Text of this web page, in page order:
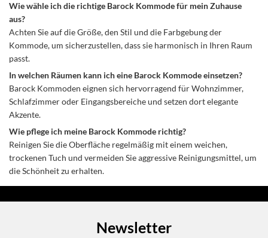
Wie wähle ich die richtige Barock Kommode für mein Zuhause
aus?
Achten Sie auf die Größe, den Stil und die Farbgebung der
Kommode, um sicherzustellen, dass sie harmonisch in Ihren Raum
passt.
In welchen Räumen kann ich eine Barock Kommode einsetzen?
Barock Kommoden eignen sich hervorragend für Wohnzimmer,
Schlafzimmer oder Eingangsbereiche und setzen dort elegante
Akzente.
Wie pflege ich meine Barock Kommode richtig?
Reinigen Sie die Oberfläche regelmäßig mit einem weichen,
trockenen Tuch und vermeiden Sie aggressive Reinigungsmittel, um
die Schönheit zu erhalten.
Newsletter